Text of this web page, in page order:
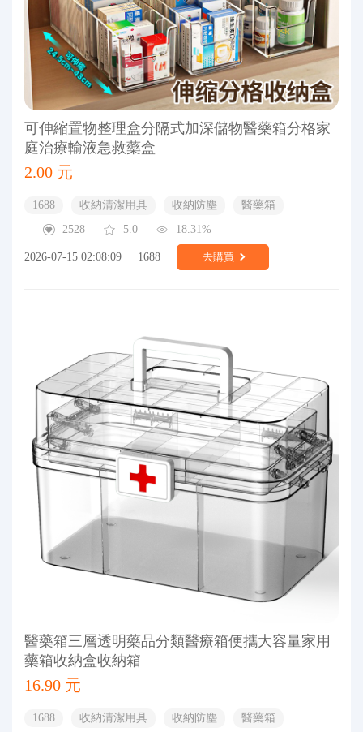
可伸縮置物整理盒分隔式加深儲物醫藥箱分格家
庭治療輸液急救藥盒
2.00 元
1688 收納清潔用具 收納防塵
醫藥箱
2528
5.0 18.31%
2026-07-15 02:08:09 1688 去購買
醫藥箱三層透明藥品分類醫療箱便攜大容量家用
藥箱收納盒收納箱
16.90 元
1688 收納清潔用具 收納防塵
醫藥箱